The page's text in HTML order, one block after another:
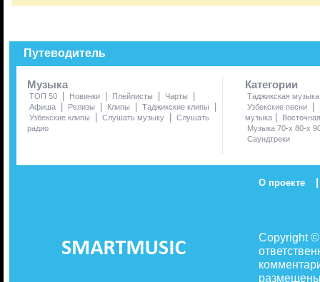
Путеводитель
Музыка
ТОП 50 Новинки Плейлисты Чарты
Афиша Релизы Клипы Таджикские клипы
Узбекские клипы Слушать музыку
Слушать
радио
Категории
Таджикская музыка
Узбекские песни
музыка
Музыка 70-х 80-х
Саундтреки
О проекте |
Copyright
размещены